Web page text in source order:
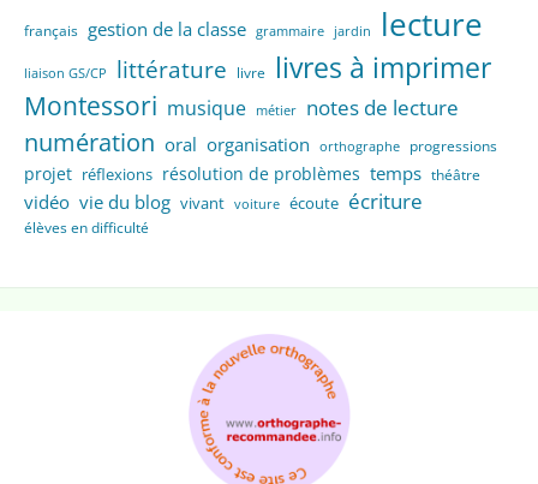
français gestion de la classe grammaire jardin lecture
liaison GS/CP littérature livre livres à imprimer
Montessori musique métier notes de lecture
numération oral organisation orthographe progressions
projet réflexions résolution de problèmes temps théâtre
vidéo vie du blog vivant voiture écoute écriture
élèves en difficulté